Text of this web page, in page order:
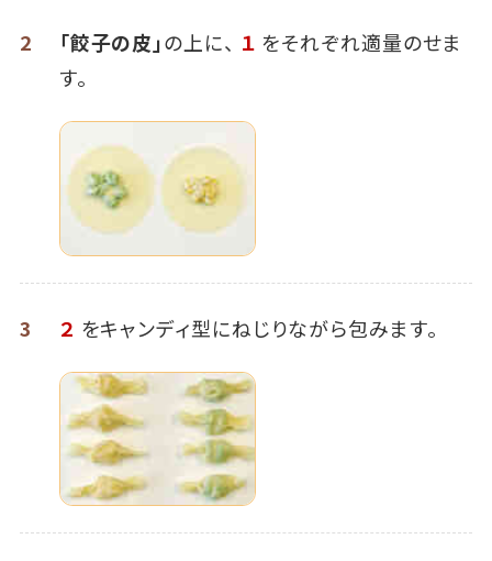
2 「餃子の皮」の上に、 １ をそれぞれ適量のせま
す。
3 ２ をキャンディ型にねじりながら包みます。